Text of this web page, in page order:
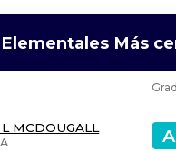
Más
MCDOUGALL A
A